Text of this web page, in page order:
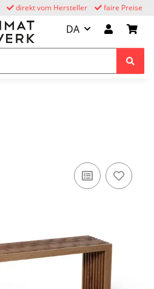
faire Preise
direkt vom Hersteller
DA